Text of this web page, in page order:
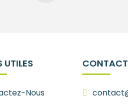
UTILES
Nous
CONTACT